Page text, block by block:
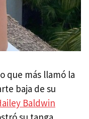
que más llamó la
baja de su
Baldwin